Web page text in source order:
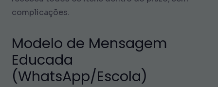
complicações.
Modelo de Mensagem
Educada
(WhatsApp/Escola)